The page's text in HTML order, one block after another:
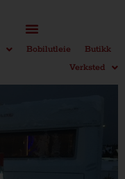
Bobilutleie
Butikk
Verksted